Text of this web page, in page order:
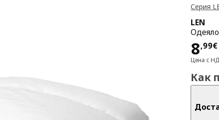
Серия
LEN
8,99€
Цена с
Как